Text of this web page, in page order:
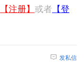
【注册】 或者 【登
发私信